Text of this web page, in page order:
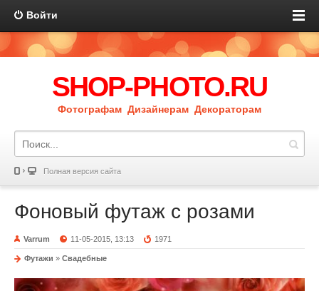
Войти
SHOP-PHOTO.RU
Фотографам Дизайнерам Декораторам
Полная версия сайта
Фоновый футаж с розами
Varrum 11-05-2015, 13:13 1971
Футажи » Свадебные